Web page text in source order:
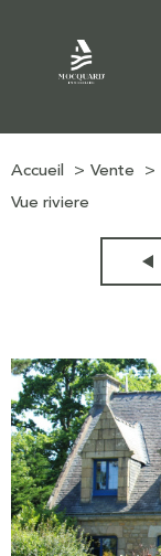
Accueil Vente
Vue riviere